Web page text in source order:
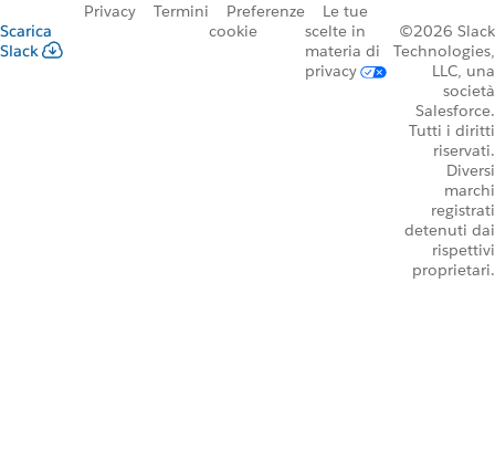
Scarica
Slack
Privacy Termini
Preferenze
cookie
Le tue
scelte in
materia di
privacy
©2026 Slack
Technologies,
LLC, una
società
Salesforce.
Tutti i diritti
riservati.
Diversi
marchi
registrati
detenuti dai
rispettivi
proprietari.